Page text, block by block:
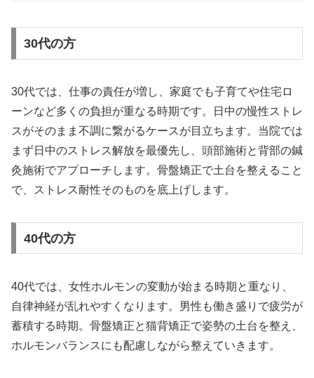
30代の方
30代では、仕事の責任が増し、家庭でも子育てや住宅ロ
ーンなど多くの負担が重なる時期です。日中の慢性ストレ
スがそのまま不調に繋がるケースが目立ちます。当院では
まず日中のストレス解放を最優先し、頭部施術と背部の鍼
灸施術でアプローチします。骨盤矯正で土台を整えること
で、ストレス耐性そのものを底上げします。
40代の方
40代では、女性ホルモンの変動が始まる時期と重なり、
自律神経が乱れやすくなります。男性も働き盛りで疲労が
蓄積する時期。骨盤矯正と猫背矯正で姿勢の土台を整え、
ホルモンバランスにも配慮しながら整えていきます。